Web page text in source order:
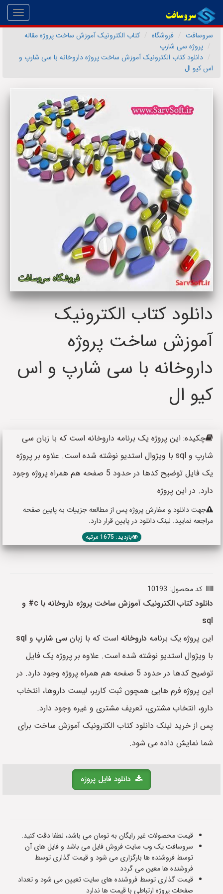
سروسافت
فروشگاه
کتاب الکترونیک آموزش ساخت پروژه مقاله
پروژه سی شارپ
دانلود کتاب الکترونیک آموزش ساخت پروژه داروخانه با سی شارپ و
اس کیو ال
دانلود کتاب الکترونیک
آموزش ساخت پروژه
داروخانه با سی شارپ و اس
کیو ال
چکیده: این پروژه یک برنامه داروخانه است که با زبان سی
شارپ و sql با ویژوال استدیو نوشته شده است. علاوه بر پروژه
یک فایل توضیح کدها در حدود 5 صفحه هم همراه پروژه وجود
دارد. در این پروژه
جهت دانلود و سفارش پروژه پس از مطالعه جزییات به پایین صفحه
مراجعه نمایید. لینک دانلود در پایین قرار دارد.
بازدید: 1675 مرتبه
کد محصول: 10193
دانلود کتاب الکترونیک آموزش ساخت پروژه داروخانه با c# و
sql
این پروژه یک برنامه داروخانه است که با زبان سی شارپ و sql
با ویژوال استدیو نوشته شده است. علاوه بر پروژه یک فایل
توضیح کدها در حدود 5 صفحه هم همراه پروژه وجود دارد. در
این پروژه فرم هایی همچون ثبت کاربر، لیست داروها، انتخاب
دارو، انتخاب مشتری، تعریف مشتری و غیره وجود دارد.
پس از خرید لینک دانلود کتاب الکترونیک آموزش ساخت برای
شما نمایش داده می شود.
دانلود فایل پروژه
قیمت محصولات غیر رایگان به تومان می باشد، لطفا دقت کنید.
سروسافت یک وب سایت فروش فایل می باشد و فایل های آن
توسط فروشنده ها بارگزاری می شود و قیمت گذاری توسط
فروشنده ها معین می گردد
قیمت گذاری توسط فروشنده های سایت تعیین می شود و تعداد
صفحات پروژه ارتباطی با قیمت ها ندارد